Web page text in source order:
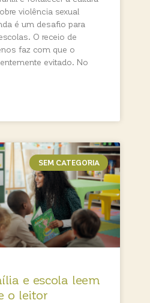
violência sexual
é um desafio para
O receio de
faz com que o
evitado. No
SEM CATEGORIA
e escola leem
o leitor